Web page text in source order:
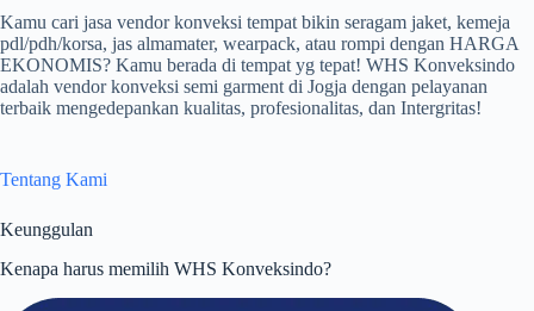
Kamu cari jasa vendor konveksi tempat bikin seragam jaket, kemeja
pdl/pdh/korsa, jas almamater, wearpack, atau rompi dengan HARGA
EKONOMIS? Kamu berada di tempat yg tepat! WHS Konveksindo
adalah vendor konveksi semi garment di Jogja dengan pelayanan
terbaik mengedepankan kualitas, profesionalitas, dan Intergritas!
Tentang Kami
Keunggulan
Kenapa harus memilih WHS Konveksindo?